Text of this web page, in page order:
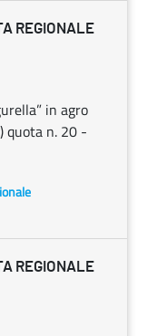
REGIONALE
in agro
quota n. 20 -
REGIONALE